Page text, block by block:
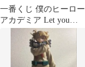
一番くじ 僕のヒーロー
アカデミア Let you
down D賞 トガヒミコ